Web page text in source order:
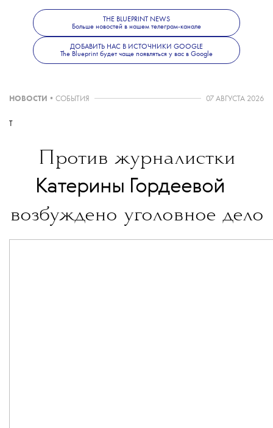
Больше новостей о моде, красоте
THE BLUEPRINT NEWS
Больше новостей в нашем телеграм-канале
ДОБАВИТЬ НАС В ИСТОЧНИКИ GOOGLE
The Blueprint будет чаще появляться у вас в Google
НОВОСТИ • СОБЫТИЯ 07 АВГУСТА 2026
T
Против журналистки
Катерины Гордеевой
возбуждено уголовное дело